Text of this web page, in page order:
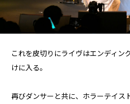
これを皮切りにライヴはエンディン
けに入る。
再びダンサーと共に、ホラーテイス